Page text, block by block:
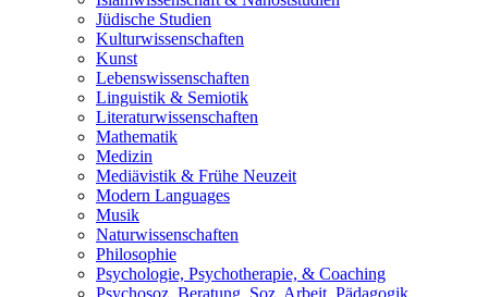
Jüdische Studien
Kulturwissenschaften
Kunst
Lebenswissenschaften
Linguistik & Semiotik
Literaturwissenschaften
Mathematik
Medizin
Mediävistik & Frühe Neuzeit
Modern Languages
Musik
Naturwissenschaften
Philosophie
Psychologie, Psychotherapie, & Coaching
Psychosoz. Beratung, Soz. Arbeit, Pädagogik,